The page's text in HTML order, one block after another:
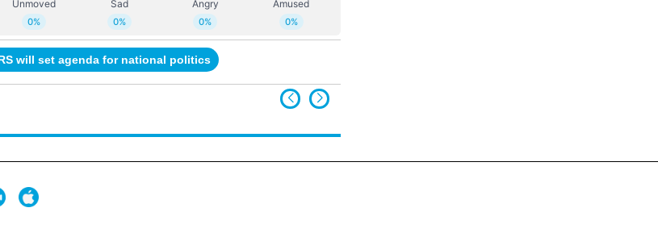
will set agenda for national politics